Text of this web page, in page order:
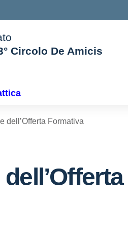
Circolo De Amicis
dell’Offerta Formativa